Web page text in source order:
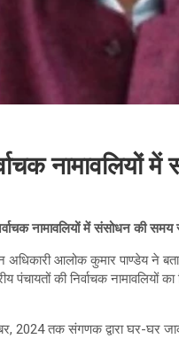
नामावलियों
नामावलियों में संसोधन की समय
अधिकारी आलोक कुमार पाण्डेय ने
की निर्वाचक नामावलियों
2024 तक संगणक द्वारा घर-घर